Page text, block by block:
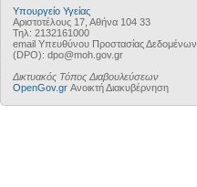
Υπουργείο Υγείας
Αριστοτέλους 17, Αθήνα 104 33
Τηλ: 2132161000
email Υπευθύνου Προστασίας Δεδομένων
(DPO): dpo@moh.gov.gr
Δικτυακός Τόπος Διαβουλεύσεων
OpenGov.gr Ανοικτή Διακυβέρνηση